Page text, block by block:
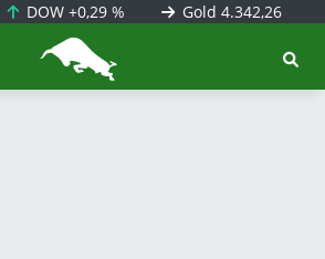
DOW+0,29 % Gold 4.342,26
BörsenNEWS.de